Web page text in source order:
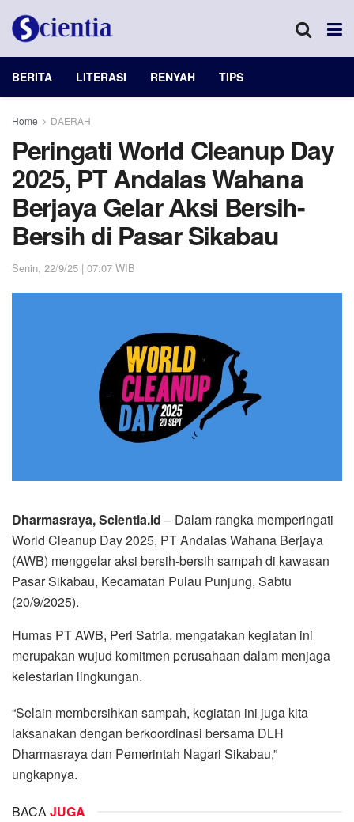
BERITA LITERASI RENYAH TIPS
Home DAERAH
Peringati World Cleanup Day
2025, PT Andalas Wahana
Berjaya Gelar Aksi Bersih-
Bersih di Pasar Sikabau
Senin, 22/9/25 | 07:07 WIB
Dharmasraya, Scientia.id – Dalam rangka memperingati
World Cleanup Day 2025, PT Andalas Wahana Berjaya
(AWB) menggelar aksi bersih-bersih sampah di kawasan
Pasar Sikabau, Kecamatan Pulau Punjung, Sabtu
(20/9/2025).
Humas PT AWB, Peri Satria, mengatakan kegiatan ini
merupakan wujud komitmen perusahaan dalam menjaga
kelestarian lingkungan.
“Selain membersihkan sampah, kegiatan ini juga kita
laksanakan dengan berkoordinasi bersama DLH
Dharmasraya dan Pemerintah Nagari Sikabau,”
ungkapnya.
BACAJUGA